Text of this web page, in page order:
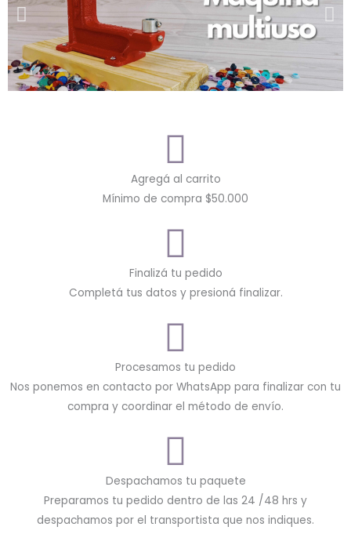
Agregá al carrito
Mínimo de compra $50.000
Finalizá tu pedido
Completá tus datos y presioná finalizar.
Procesamos tu pedido
Nos ponemos en contacto por WhatsApp para finalizar con tu
compra y coordinar el método de envío.
Despachamos tu paquete
Preparamos tu pedido dentro de las 24 /48 hrs y
despachamos por el transportista que nos indiques.